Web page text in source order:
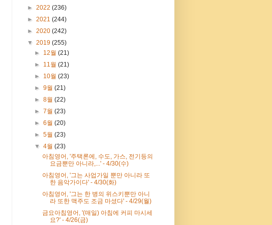
► 2022 (236)
► 2021 (244)
► 2020 (242)
▼ 2019 (255)
► 12월(21)
► 11월(21)
► 10월(23)
►9월(21)
►8월(22)
►7월(23)
►6월(20)
►5월(23)
▼4월(23)
아침영어, '주택론에, 수도, 가스, 전기등의
요금뿐만 아니라,...' - 4/30(수)
아침영어, '그는 사업가일 뿐만 아니라 또
한 음악가이다' - 4/30(화)
아침영어, '그는 한 병의 위스키뿐만 아니
라 또한 맥주도 조금 마셨다' - 4/29(월)
금요아침영어, '(매일) 아침에 커피 마시세
요?' - 4/26(금)